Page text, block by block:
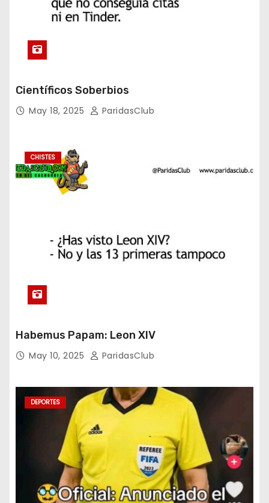
Científicos Soberbios
May 18, 2025 ParidasClub
CHISTES
Habemus Papam: Leon XIV
May 10, 2025 ParidasClub
DEPORTES